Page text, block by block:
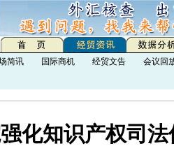
简讯 国际商机 经贸文告
会议回
化知识产权司